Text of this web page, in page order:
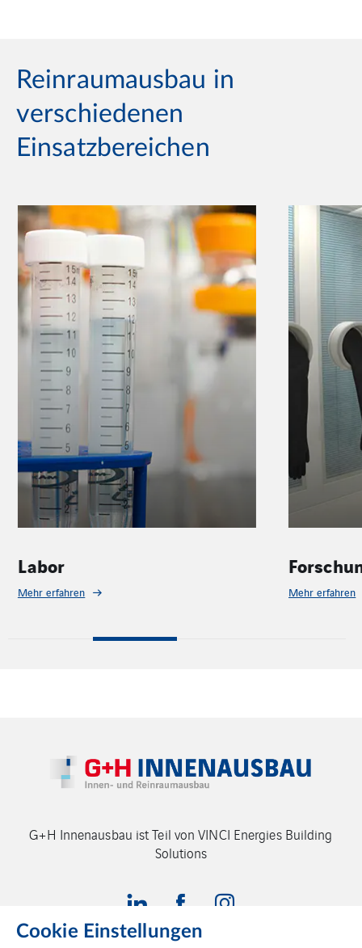
Reinraumausbau in
verschiedenen
Einsatzbereichen
Labor
Mehr erfahren Mehr erfahren
G+H Innenausbau ist Teil von VINCI Energies Building
Solutions
Cookie Einstellungen